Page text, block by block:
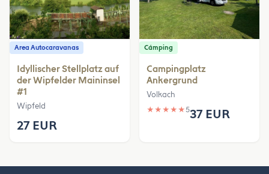
Area Autocaravanas
Idyllischer Stellplatz auf
der Wipfelder Maininsel
#1
Wipfeld
27 EUR
Cámping
Campingplatz
Ankergrund
Volkach
★ ★ ★ ★ ★537 EUR